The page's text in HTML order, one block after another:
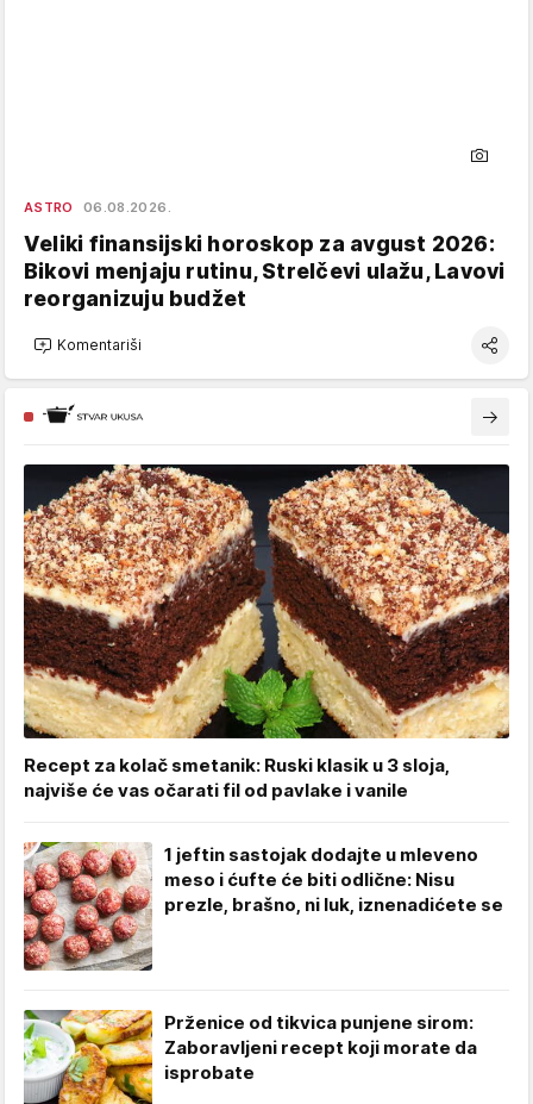
ASTRO 06.08.2026.
Veliki finansijski horoskop za avgust 2026:
Bikovi menjaju rutinu, Strelčevi ulažu, Lavovi
reorganizuju budžet
Komentariši
Recept za kolač smetanik: Ruski klasik u 3 sloja,
najviše će vas očarati fil od pavlake i vanile
1 jeftin sastojak dodajte u mleveno
meso i ćufte će biti odlične: Nisu
prezle, brašno, ni luk, iznenadićete se
Prženice od tikvica punjene sirom:
Zaboravljeni recept koji morate da
isprobate